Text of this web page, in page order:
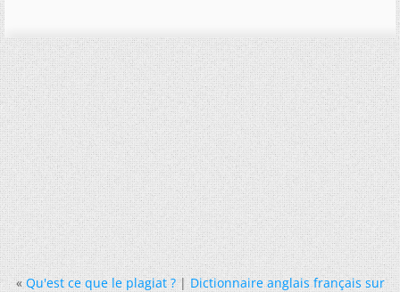
« Qu'est ce que le plagiat ?|Dictionnaire anglais français sur